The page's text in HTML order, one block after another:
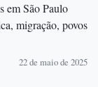
em São Paulo
migração, povos
22 de maio de 2025